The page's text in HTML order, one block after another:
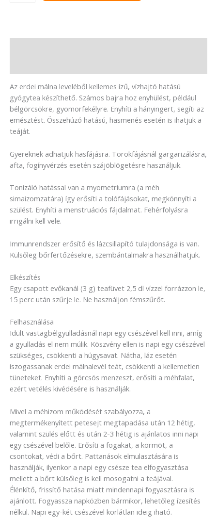
Az erdei málna leveléből kellemes ízű, vízhajtó hatású
gyógytea készíthető. Számos bajra hoz enyhülést, például
bélgörcsökre, gyomorfekélyre. Enyhíti a hányingert, segíti az
emésztést. Összehúzó hatású, hasmenés esetén is ihatjuk a
teáját.
Gyereknek adhatjuk hasfájásra. Torokfájásnál gargarizálásra,
afta, fogínyvérzés esetén szájöblögetésre használjuk.
Tonizáló hatással van a myometriumra (a méh
simaizomzatára) így erősíti a tolófájásokat, megkönnyíti a
szülést. Enyhíti a menstruációs fájdalmat. Fehérfolyásra
irrigálni kell vele.
Immunrendszer erősítő és lázcsillapító tulajdonsága is van.
Külsőleg bőrfertőzésekre, szembántalmakra használhatjuk.
Elkészítés
Egy csapott evőkanál (3 g) teafüvet 2,5 dl vízzel forrázzon le,
15 perc után szűrje le. Ne használjon fémszűrőt.
Felhasználása
Idült vastagbélgyulladásnál napi egy csészével kell inni, amíg
a gyulladás el nem múlik. Köszvény ellen is napi egy csészével
szükséges, csökkenti a húgysavat. Nátha, láz esetén
iszogassanak erdei málnalevél teát, csökkenti a kellemetlen
tüneteket. Enyhíti a görcsös menzeszt, erősíti a méhfalat,
ezért vetélés kivédésére is használják.
Mivel a méhizom működését szabályozza, a
megtermékenyített petesejt megtapadása után 12 hétig,
valamint szülés előtt és után 2-3 hétig is ajánlatos inni napi
egy csészével belőle. Erősíti a fogakat, a körmöt, a
csontokat, védi a bőrt. Pattanások elmulasztására is
használják, ilyenkor a napi egy csésze tea elfogyasztása
mellett a bőrt külsőleg is kell mosogatni a teájával.
Élénkítő, frissítő hatása miatt mindennapi fogyasztásra is
ajánlott. Fogyassza napközben bármikor, lehetőleg ízesítés
nélkül. Napi egy-két csészével korlátlan ideig iható.